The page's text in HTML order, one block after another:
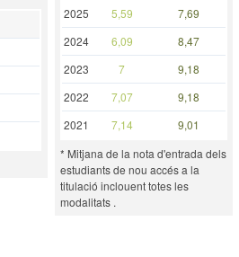
2025
5,59
7,69
2024
6,09
8,47
2023
7
9,18
2022
7,07
9,18
2021
7,14
9,01
* Mitjana de la nota d'entrada dels
estudiants de nou accés a la
titulació inclouent totes les
modalitats .